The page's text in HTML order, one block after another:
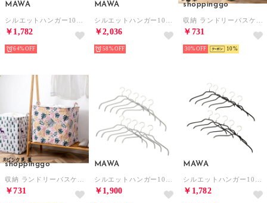
MAWA
￥1,782
64%
MAWA
￥2,036
58%
shoppinggo
￥731
30% 10
shoppinggo
￥731
MAWA
￥1,900
MAWA
￥1,782